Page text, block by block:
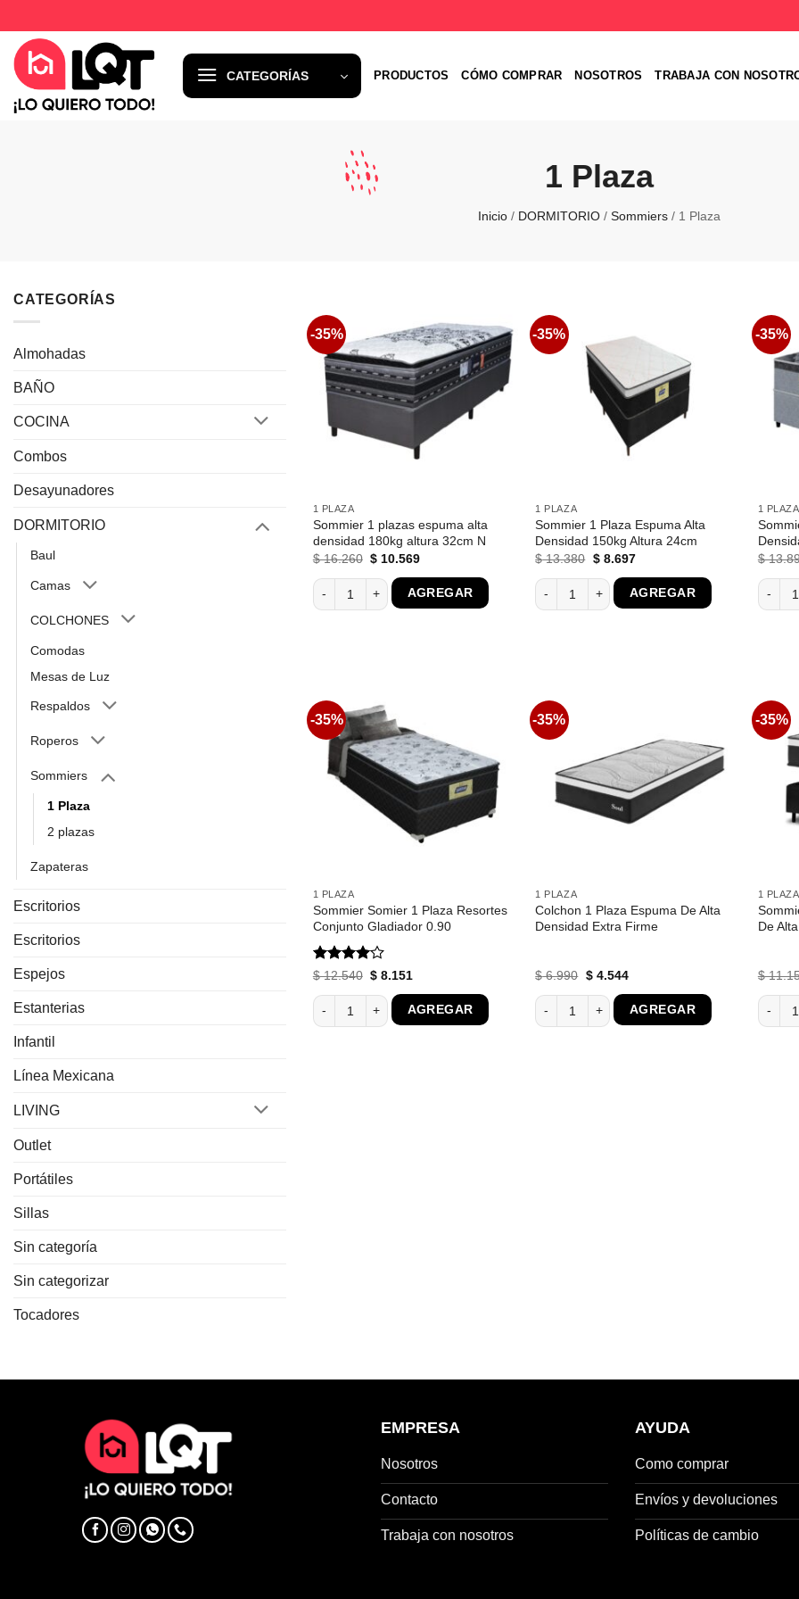
al
contenido
CATEGORÍAS PRODUCTOS CÓMO COMPRAR NOSOTROS TRABAJA CON
1 Plaza
Inicio / DORMITORIO / Sommiers / 1 Plaza
CATEGORÍAS
Almohadas
BAÑO
COCINA
Combos
Desayunadores
DORMITORIO
Baul
Camas
COLCHONES
Comodas
Mesas de Luz
Respaldos
Roperos
Sommiers
1 Plaza
2 plazas
Zapateras
Escritorios
Escritorios
Espejos
Estanterias
Infantil
Línea Mexicana
LIVING
Outlet
Portátiles
Sillas
Sin categoría
Sin categorizar
Tocadores
-35% Favoritos
1 PLAZA
Sommier 1 plazas espuma alta
densidad 180kg altura 32cm N
$16.260 El
original
era:
$ 16.260.
$ 10.569El
es:
$ 10.569.
Sommier 1 plazas espuma alta densidad 180kg altura 32cm N cantidad
AGREGAR
-35%
1 PLAZA
Sommier 1 Plaza Espuma Alta
Densidad 150kg Altura 24cm
$13.380 El
original
era:
$ 13.380.
$8.697El
es:
$ 8.697.
Sommier 1 Plaza Espuma Alta Densidad
AGREGAR
-35%
1 PLAZA
$
-35%
1 PLAZA
Sommier Somier 1 Plaza Resortes
Conjunto Gladiador 0.90
Valorado
5
$12.540 El
original
era:
$ 12.540.
$ 8.151
es:
$ 8.151.
Sommier Somier 1 Plaza Resortes Conjunto Gladiador 0.90 cantidad
AGREGAR
-35%
1 PLAZA
Colchon 1 Plaza Espuma De Alta
Densidad Extra Firme
$6.990 El
original
era:
$ 6.990.
$4.544El
es:
$ 4.544.
Colchon 1 Plaza Espuma De Alta Densidad
AGREGAR
-35%
1 PLAZA
De
$
EMPRESA
Nosotros
Contacto
Trabaja con nosotros
AYUDA
Como comprar
Envíos y devoluciones
Políticas de cambio